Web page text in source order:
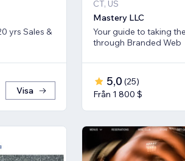
yrs Sales &
Visa
CT, US
Mastery LLC
Your guide to taking
through Branded Web
5,0 (25)
Från 1 800 $